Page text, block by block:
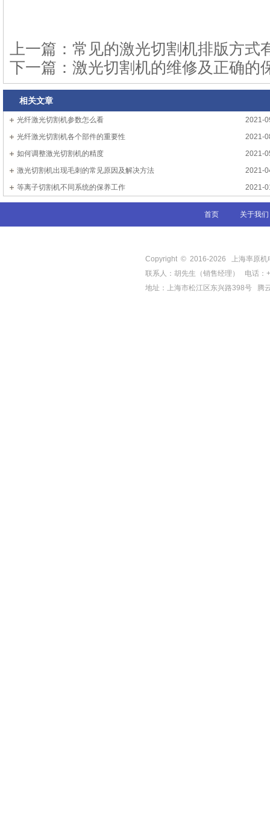
上一篇： 常见的激光切割机排版方式
下一篇： 激光切割机的维修及正确的
相关文章
2021-
光纤激光切割机参数怎么看
2021-
光纤激光切割机各个部件的重要性
2021-
如何调整激光切割机的精度
2021-
激光切割机出现毛刺的常见原因及解决方法
2021-
等离子切割机不同系统的保养工作
首页 关于我们
Copyright © 2016-2026
上海率原
联系人：胡先生（销售经理） 电话
地址：上海市松江区东兴路398号
腾